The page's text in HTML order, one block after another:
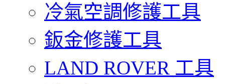
冷氣空調修護工具
鈑金修護工具
LAND ROVER 工具